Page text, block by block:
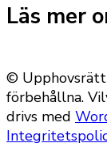
Läs mer
©
förbehållna.
drivs med